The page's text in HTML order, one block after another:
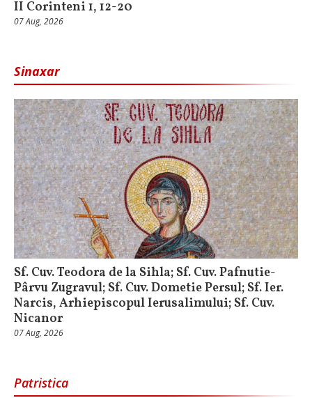
II Corinteni 1, 12-20
07 Aug, 2026
Sinaxar
Sf. Cuv. Teodora de la Sihla; Sf. Cuv. Pafnutie-
Pârvu Zugravul; Sf. Cuv. Dometie Persul; Sf. Ier.
Narcis, Arhiepiscopul Ierusalimului; Sf. Cuv.
Nicanor
07 Aug, 2026
Patristica